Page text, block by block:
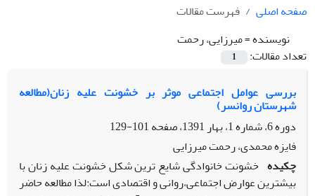
صفحه اصلی
فهرست مقالات
نویسنده =میرزایی، رحمت
تعداد مقالات:
1
بررسی عوامل اجتماعی موثر بر خشونت علیه زنان(مطالعه
شهرستان روانسر)
دوره 6، شماره 1، بهار 1391، صفحه
101-129
فایزه محمدی، رحمت میرزایی
چکیده خشونت خانوادگی شایع ترین شکل خشونت علیه زنان با
بیشترین عوارض اجتماعی،روانی و اقتصادی است:لذا مطالعه حاضر